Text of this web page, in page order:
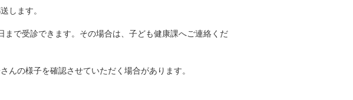
します。
で受診できます。その場合は、子ども健康課へご連絡くだ
んの様子を確認させていただく場合があります。